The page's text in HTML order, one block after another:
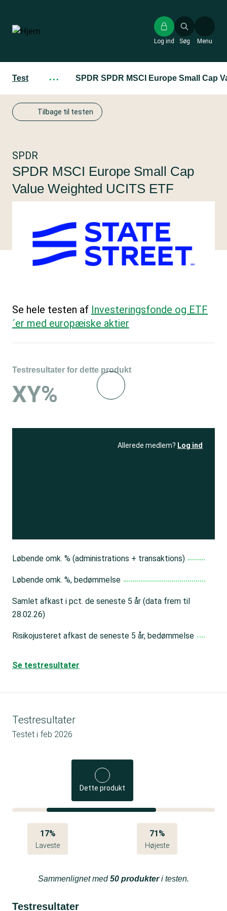
hovedindhold
Søg
Log ind Menu
Test ··· SPDR SPDR MSCI Europe Small Cap
Tilbage til testen
SPDR
SPDR MSCI Europe Small Cap
Value Weighted UCITS ETF
Se hele testen af Investeringsfonde og ETF
´er med europæiske aktier
Testresultater for dette produkt
XY%
Allerede medlem? Log ind
Løbende omk. % (administrations + transaktions)
Løbende omk. %, bedømmelse
Samlet afkast i pct. de seneste 5 år (data frem til
28.02.26)
Risikojusteret afkast de seneste 5 år, bedømmelse
Se testresultater
Testresultater
Testet i feb 2026
Dette produkt
17%
Laveste
71%
Højeste
Sammenlignet med50 produkteri testen.
Testresultater